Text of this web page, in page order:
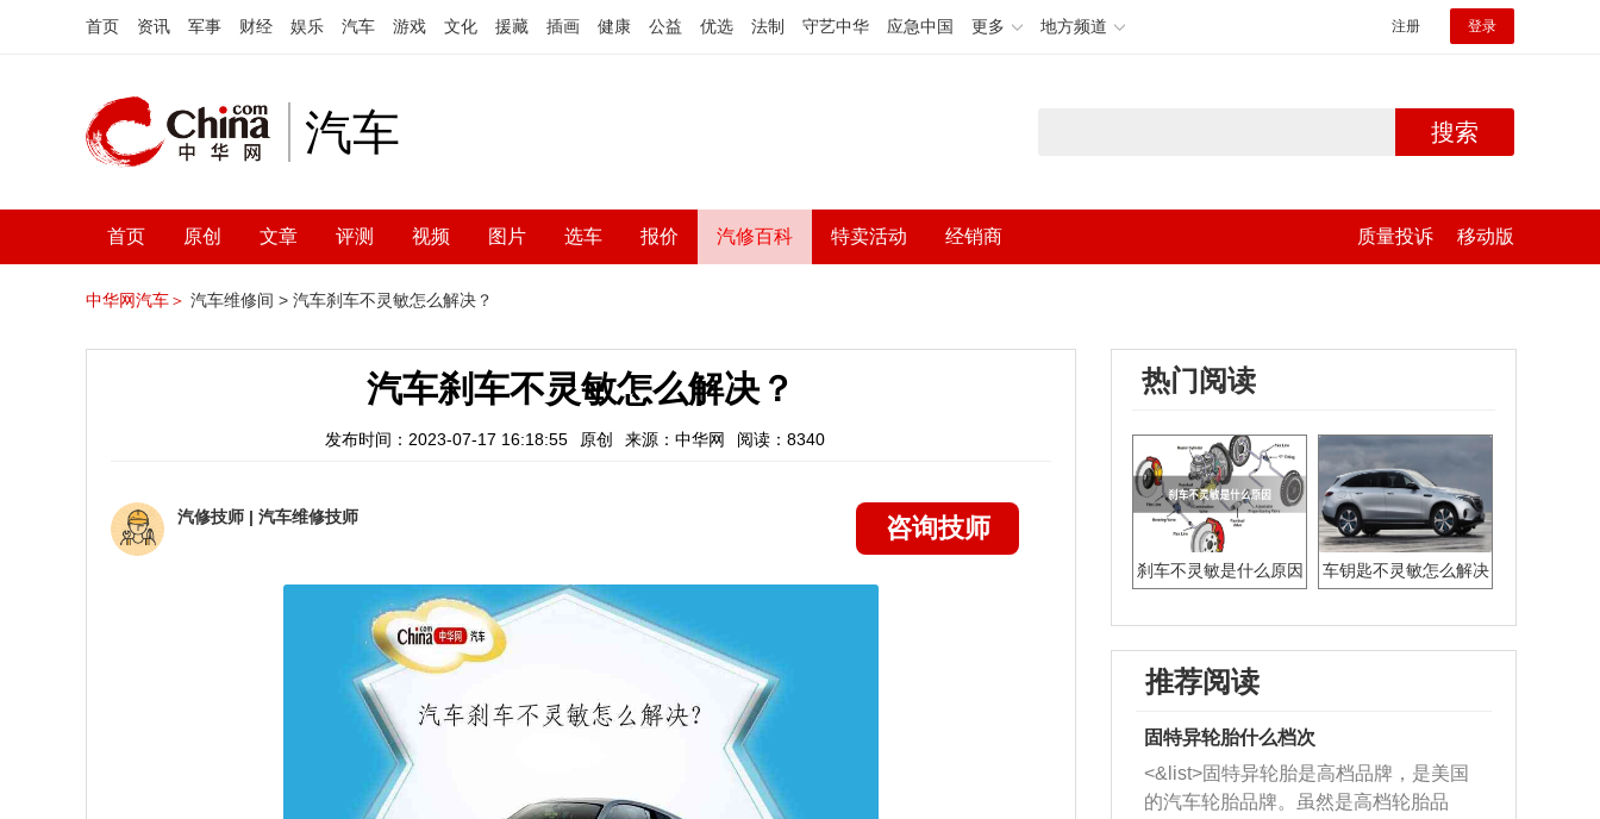
首页 资讯 军事 财经 娱乐 汽车 游戏 文化 援藏 插画 健康 公益 优选 法制 守艺中华 应急中国 更多 地方频道 注册 登录
汽车 搜索
首页 原创 文章 评测 视频 图片 选车 报价 汽修百科 特卖活动 经销商 质量投诉 移动版
中华网汽车＞ 汽车维修间 > 汽车刹车不灵敏怎么解决？
汽车刹车不灵敏怎么解决？
发布时间：2023-07-17 16:18:55 原创 来源：中华网 阅读：8340
汽修技师 | 汽车维修技师 咨询技师
热门阅读
刹车不灵敏是什么原因 车钥匙不灵敏怎么解决
推荐阅读
固特异轮胎什么档次
<&list>固特异轮胎是高档品牌，是美国
的汽车轮胎品牌。虽然是高档轮胎品